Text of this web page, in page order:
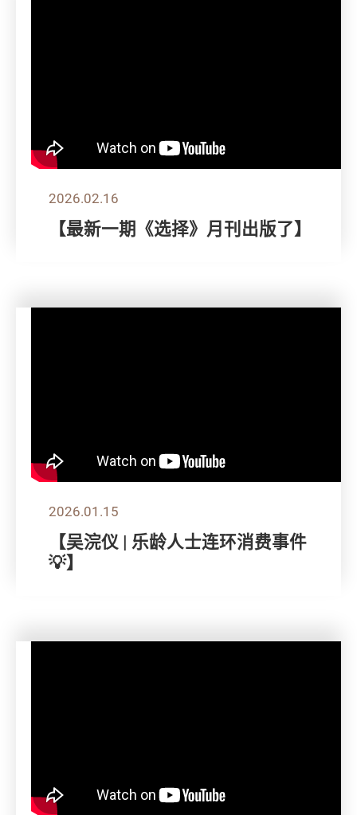
2026.02.16
【最新一期《选择》月刊出版了】
2026.01.15
【吴浣仪 | 乐龄人士连环消费事件
💡】